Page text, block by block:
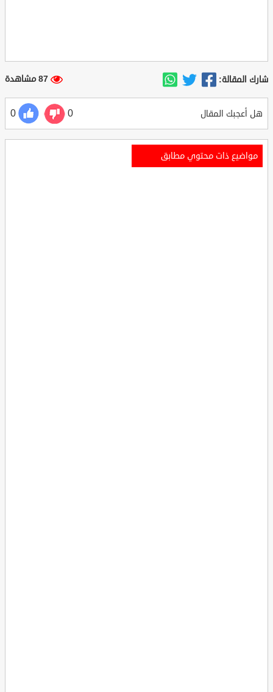
شارك المقالة: 87 مشاهدة
هل أعجبك المقال 0
0
مواضيع ذات محتوي مطابق